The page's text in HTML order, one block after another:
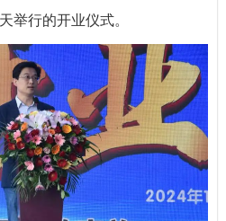
举行的开业仪式。